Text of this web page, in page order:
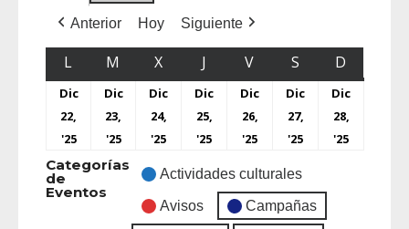
Anterior Hoy Siguiente
L M X J V S D
Dic
22,
'25
Dic
23,
'25
Dic
24,
'25
Dic
25,
'25
Dic
26,
'25
Dic
27,
'25
Dic
28,
'25
Categorías
de
Eventos
Actividades culturales
Avisos Campañas